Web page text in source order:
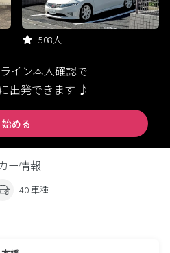
508人
イン本人確認で
出発できます ♪
始める
ー情報
40 車種